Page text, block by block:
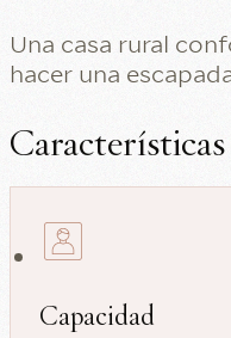
Una casa rural
hacer una
Capacidad